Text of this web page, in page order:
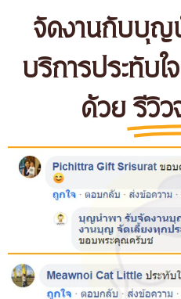
จัดงานกับบุญ
บริการประทับ
ด้วยรีวิ